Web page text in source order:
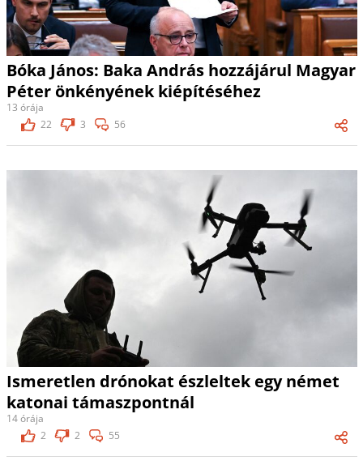
Bóka János: Baka András hozzájárul Magyar
Péter önkényének kiépítéséhez
13 órája
22
3 56
Ismeretlen drónokat észleltek egy német
katonai támaszpontnál
14 órája
2
2 55